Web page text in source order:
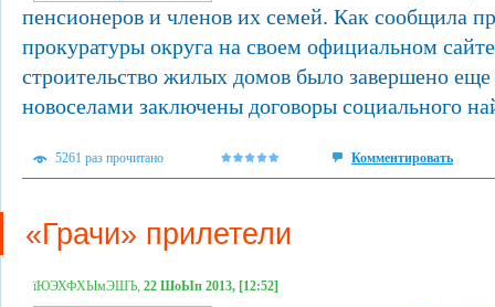
пенсионеров и членов их семей. Как сообщила
прокуратуры округа на своем официальном
строительство жилых домов было завершено
новоселами заключены договоры социального
5261 раз прочитано Комментировать
«Грачи» прилетели
їЮЭХФХЫмЭШЪ, 22 ШоЫп 2013, [12:52]